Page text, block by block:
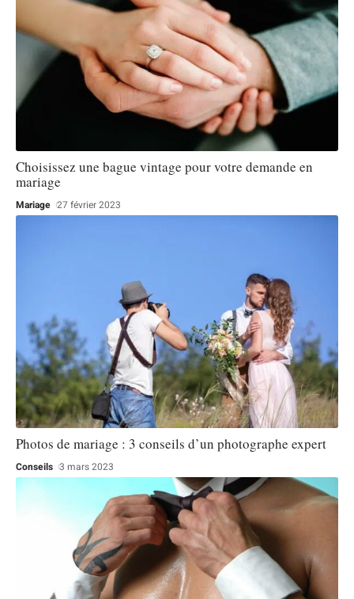
Choisissez une bague vintage pour votre demande en
mariage
Mariage 27 février 2023
Photos de mariage : 3 conseils d’un photographe expert
Conseils 3 mars 2023